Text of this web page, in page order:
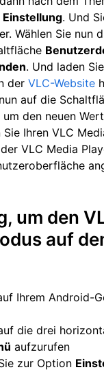
. Und
Wählen Sie nun
. Und laden
der VLC-Website
auf die
um den neuen
Ihren VLC
VLC Media
um den
auf
Ihrem Android-
die drei
aufzurufen
zur Option